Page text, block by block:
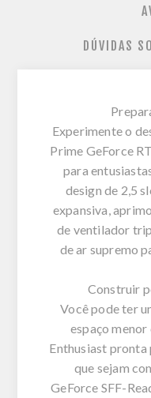
DÚVIDAS
Experimente o
Prime GeForce
para
design de 2,5
expansiva,
de ventilador
de ar supremo
Construir
Você pode ter
espaço menor
Enthusiast pronta
que sejam
GeForce SFF-